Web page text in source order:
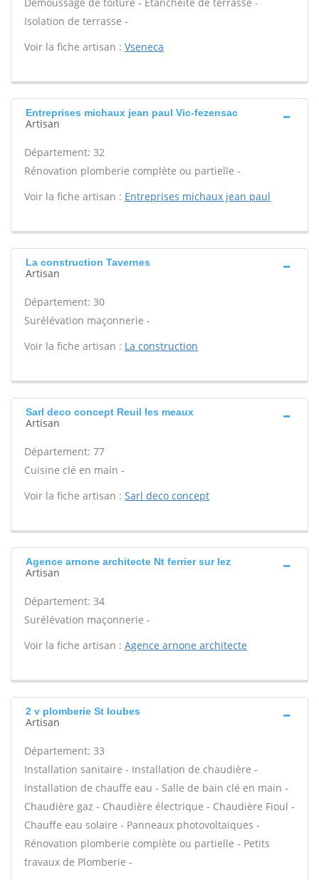
Isolation de terrasse -
Voir la fiche artisan : Vseneca
Entreprises michaux jean paul Vic-fezensac
Artisan
Département: 32
Rénovation plomberie complète ou partielle -
Voir la fiche artisan : Entreprises michaux jean paul
La construction Tavernes
Artisan
Département: 30
Surélévation maçonnerie -
Voir la fiche artisan : La construction
Sarl deco concept Reuil les meaux
Artisan
Département: 77
Cuisine clé en main -
Voir la fiche artisan : Sarl deco concept
Agence arnone architecte Nt ferrier sur lez
Artisan
Département: 34
Surélévation maçonnerie -
Voir la fiche artisan : Agence arnone architecte
2 v plomberie St loubes
Artisan
Département: 33
Installation sanitaire - Installation de chaudière -
Installation de chauffe eau - Salle de bain clé en main -
Chaudière gaz - Chaudière électrique - Chaudière Fioul -
Chauffe eau solaire - Panneaux photovoltaïques -
Rénovation plomberie complète ou partielle - Petits
travaux de Plomberie -